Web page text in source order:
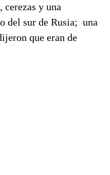
cerezas y una
del sur de Rusia; una
que eran de